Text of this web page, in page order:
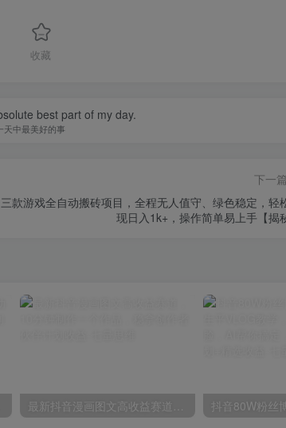
收藏
best part of my day.
天中最美好的事
下一篇
三款游戏全自动搬砖项目，全程无人值守、绿色稳定，轻
现日入1k+，操作简单易上手【揭